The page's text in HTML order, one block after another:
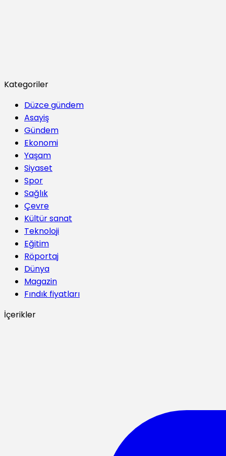
Kategoriler
Düzce gündem
Asayiş
Gündem
Ekonomi
Yaşam
Siyaset
Spor
Sağlık
Çevre
Kültür sanat
Teknoloji
Eğitim
Röportaj
Dünya
Magazin
Fındık fiyatları
İçerikler